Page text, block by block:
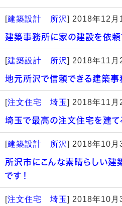
[建築設計 所沢] 2018年12月
建築事務所に家の建設を依頼
[建築設計 所沢] 2018年11月
地元所沢で信頼できる建築事
[注文住宅 埼玉] 2018年11月
埼玉で最高の注文住宅を建て
[建築設計 所沢] 2018年10月
所沢市にこんな素晴らしい建
です！
[注文住宅 埼玉] 2018年10月